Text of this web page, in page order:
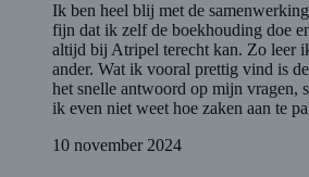
Ik ben heel blij met de
fijn dat ik zelf de boekhouding doe
altijd bij Atripel terecht kan. Zo leer
ander. Wat ik vooral prettig vind is
het snelle antwoord op mijn vragen,
ik even niet weet hoe zaken aan te
10 november 2024